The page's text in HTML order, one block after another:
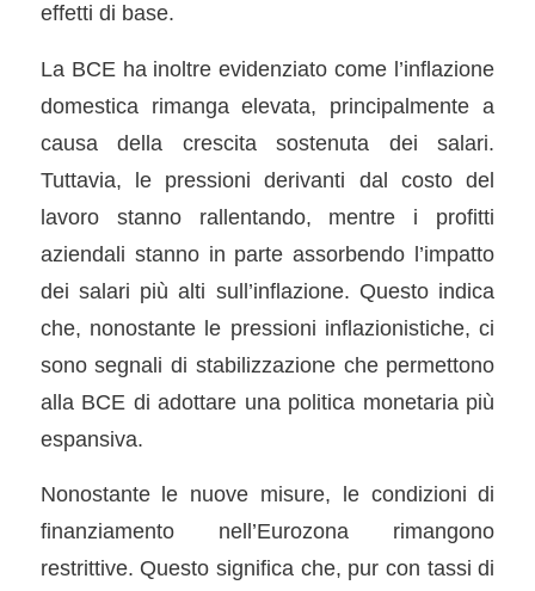
effetti di base.
La BCE ha inoltre evidenziato come l’inflazione
domestica rimanga elevata, principalmente a
causa della crescita sostenuta dei salari.
Tuttavia, le pressioni derivanti dal costo del
lavoro stanno rallentando, mentre i profitti
aziendali stanno in parte assorbendo l’impatto
dei salari più alti sull’inflazione. Questo indica
che, nonostante le pressioni inflazionistiche, ci
sono segnali di stabilizzazione che permettono
alla BCE di adottare una politica monetaria più
espansiva.
Nonostante le nuove misure, le condizioni di
finanziamento nell’Eurozona rimangono
restrittive. Questo significa che, pur con tassi di